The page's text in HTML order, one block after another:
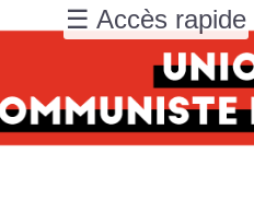
☰ Accès rapide